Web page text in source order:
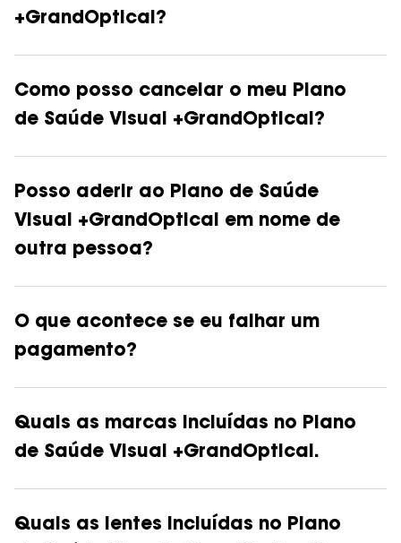
+GrandOptical?
Como posso cancelar o meu Plano
de Saúde Visual +GrandOptical?
Posso aderir ao Plano de Saúde
Visual +GrandOptical em nome de
outra pessoa?
O que acontece se eu falhar um
pagamento?
Quais as marcas incluídas no Plano
de Saúde Visual +GrandOptical.
Quais as lentes incluídas no Plano